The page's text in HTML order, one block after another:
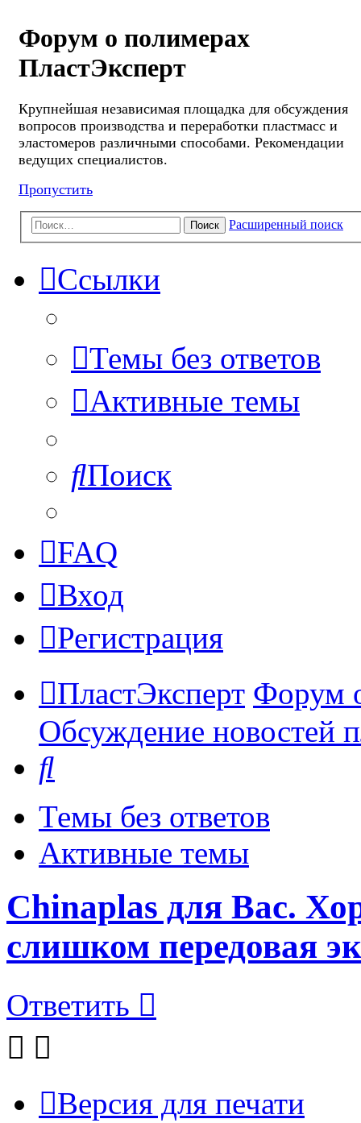
Форум о полимерах
ПластЭксперт
Крупнейшая независимая площадка для обсуждения
вопросов производства и переработки пластмасс и
эластомеров различными способами. Рекомендации
ведущих специалистов.
Пропустить
Поиск Расширенный поиск
Ссылки
Темы без ответов
Активные темы
Поиск
FAQ
Вход
Регистрация
ПластЭксперт Форум
Обсуждение новостей
Темы без ответов
Активные темы
Chinaplas для Вас.
слишком передовая
Ответить
Версия для печати